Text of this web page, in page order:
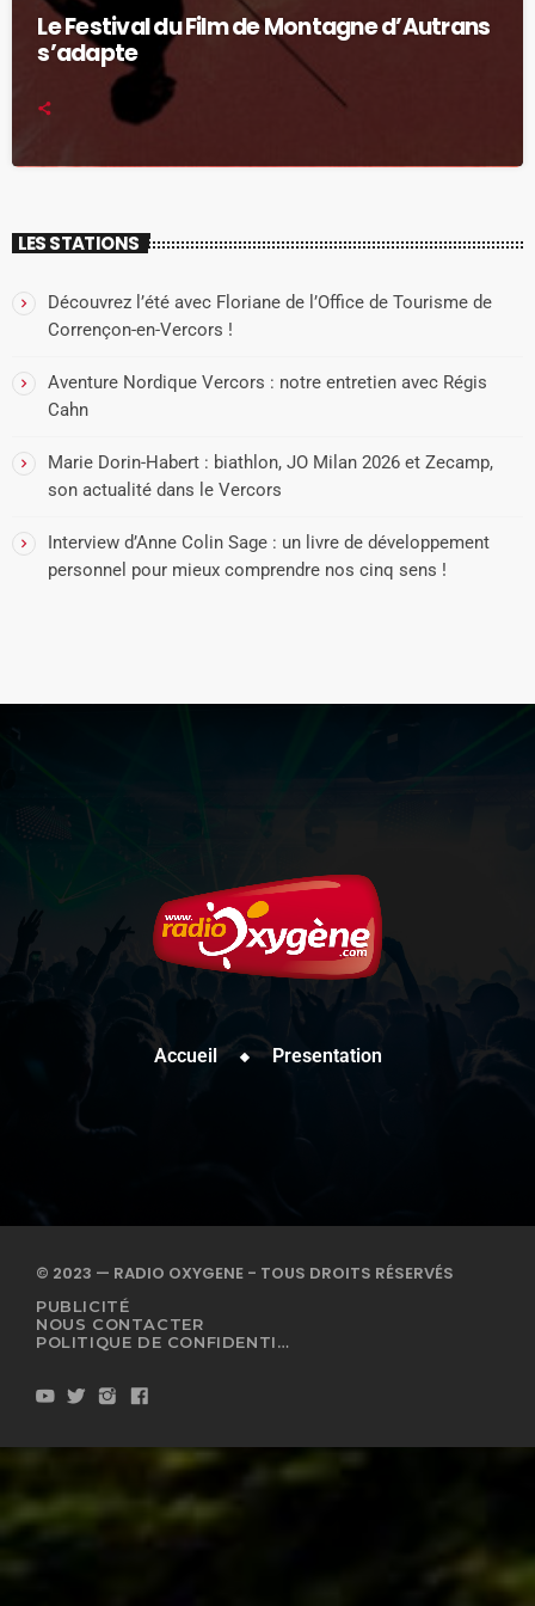
Le Festival du Film de Montagne d’Autrans
s’adapte
LES STATIONS
Découvrez l’été avec Floriane de l’Office de Tourisme de
Corrençon-en-Vercors !
Aventure Nordique Vercors : notre entretien avec Régis
Cahn
Marie Dorin-Habert : biathlon, JO Milan 2026 et Zecamp,
son actualité dans le Vercors
Interview d’Anne Colin Sage : un livre de développement
personnel pour mieux comprendre nos cinq sens !
Accueil Presentation
© 2023 — RADIO OXYGENE - TOUS DROITS RÉSERVÉS
PUBLICITÉ
NOUS CONTACTER
POLITIQUE DE CONFIDENTIALITÉ